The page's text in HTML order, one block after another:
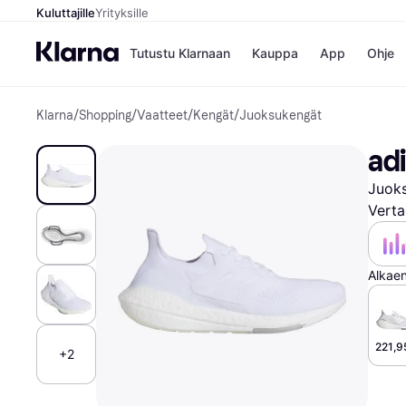
KuluttajilleYrityksille
Tutustu Klarnaan Kauppa
Gigantti
H&M
Peten
Wolt
App Ohje
Klarna/Shopping/Vaatteet/Kengät/Juoksukengät
+2